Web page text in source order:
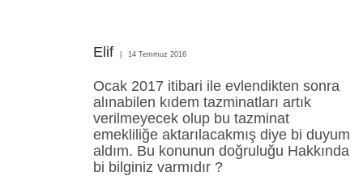
Elif 14 Temmuz 2016
Ocak 2017 itibari ile evlendikten sonra
alınabilen kıdem tazminatları artık
verilmeyecek olup bu tazminat
emekliliğe aktarılacakmış diye bi duyum
aldım. Bu konunun doğruluğu Hakkında
bi bilginiz varmıdır ?